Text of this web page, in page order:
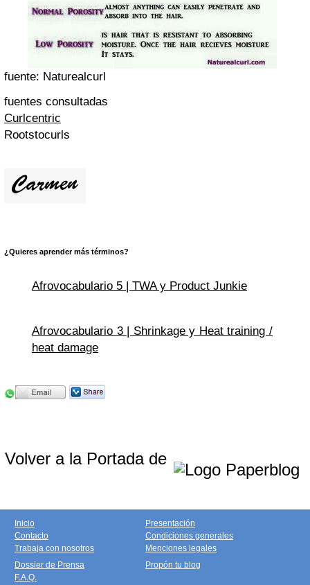
fuente: Naturealcurl
fuentes consultadas
Curlcentric
Rootstocurls
¿Quieres aprender más términos?
Afrovocabulario 5 | TWA y Product Junkie
Afrovocabulario 3 | Shrinkage y Heat training /
heat damage
Volver a la Portada de
Inicio
Contacto
Trabaja con nosotros
Presentación
Condiciones generales
Menciones legales
Dossier de Prensa
F.A.Q.
Propón tu blog